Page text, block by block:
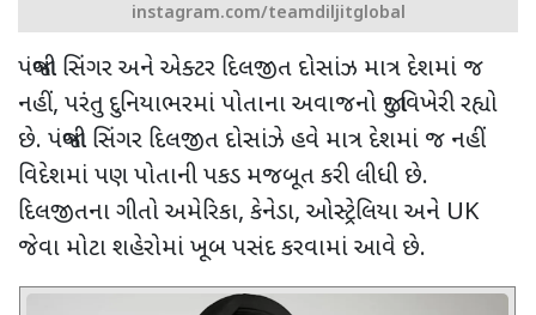
instagram.com/teamdiljitglobal
પંજાબી સિંગર અને એક્ટર દિલજીત દોસાંઝ માત્ર દેશમાં જ
નહીં, પરંતુ દુનિયાભરમાં પોતાના અવાજનો જાદુ વિખેરી રહ્યો
છે. પંજાબી સિંગર દિલજીત દોસાંઝે હવે માત્ર દેશમાં જ નહીં
વિદેશમાં પણ પોતાની પકડ મજબૂત કરી લીધી છે.
દિલજીતના ગીતો અમેરિકા, કેનેડા, ઓસ્ટ્રેલિયા અને UK
જેવા મોટા શહેરોમાં ખૂબ પસંદ કરવામાં આવે છે.